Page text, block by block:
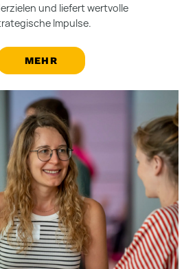
und liefert wertvolle
Impulse.
MEHR